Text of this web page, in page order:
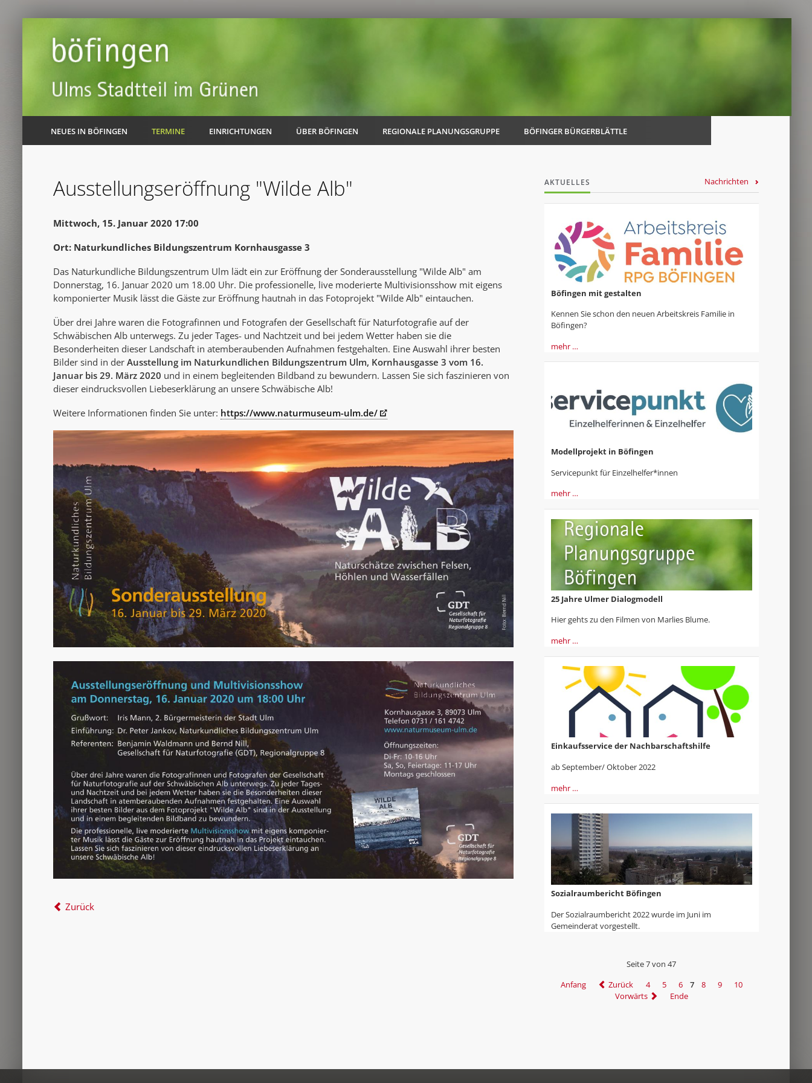
NEUES IN BÖFINGEN TERMINE EINRICHTUNGEN ÜBER BÖFINGEN REGIONALE PLANUNGSGRUPPE
AK Internet
AK Unterwegs in Böfingen
BÖFINGER BÜRGERBLÄTTLE
Ausstellungseröffnung "Wilde Alb"
Mittwoch, 15. Januar 2020 17:00
Ort: Naturkundliches Bildungszentrum Kornhausgasse 3
Das Naturkundliche Bildungszentrum Ulm lädt ein zur Eröffnung der Sonderausstellung "Wilde Alb" am
Donnerstag, 16. Januar 2020 um 18.00 Uhr. Die professionelle, live moderierte Multivisionsshow mit eigens
komponierter Musik lässt die Gäste zur Eröffnung hautnah in das Fotoprojekt "Wilde Alb" eintauchen.
Über drei Jahre waren die Fotografinnen und Fotografen der Gesellschaft für Naturfotografie auf der
Schwäbischen Alb unterwegs. Zu jeder Tages- und Nachtzeit und bei jedem Wetter haben sie die
Besonderheiten dieser Landschaft in atemberaubenden Aufnahmen festgehalten. Eine Auswahl ihrer besten
Bilder sind in der Ausstellung im Naturkundlichen Bildungszentrum Ulm, Kornhausgasse 3 vom 16.
Januar bis 29. März 2020 und in einem begleitenden Bildband zu bewundern. Lassen Sie sich faszinieren von
dieser eindrucksvollen Liebeserklärung an unsere Schwäbische Alb!
Weitere Informationen finden Sie unter: https://www.naturmuseum-ulm.de/
Zurück
AKTUELLES Nachrichten
Böfingen mit gestalten
Kennen Sie schon den neuen Arbeitskreis Familie in
Böfingen?
mehr …
Modellprojekt in Böfingen
Servicepunkt für Einzelhelfer*innen
mehr …
25 Jahre Ulmer Dialogmodell
Hier gehts zu den Filmen von Marlies Blume.
mehr …
Einkaufsservice der Nachbarschaftshilfe
ab September/ Oktober 2022
mehr …
Sozialraumbericht Böfingen
Der Sozialraumbericht 2022 wurde im Juni im
Gemeinderat vorgestellt.
Seite 7 von 47
Anfang
Zurück 4 5 6 7 8 9
10
Vorwärts
Ende